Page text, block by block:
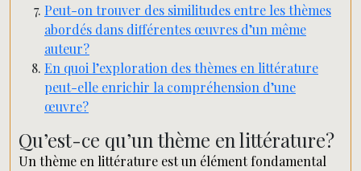
Peut-on trouver des similitudes entre les thèmes
abordés dans différentes œuvres d’un même
auteur?
En quoi l’exploration des thèmes en littérature
peut-elle enrichir la compréhension d’une
œuvre?
Qu’est-ce qu’un thème en littérature?
Un thème en littérature est un élément fondamental